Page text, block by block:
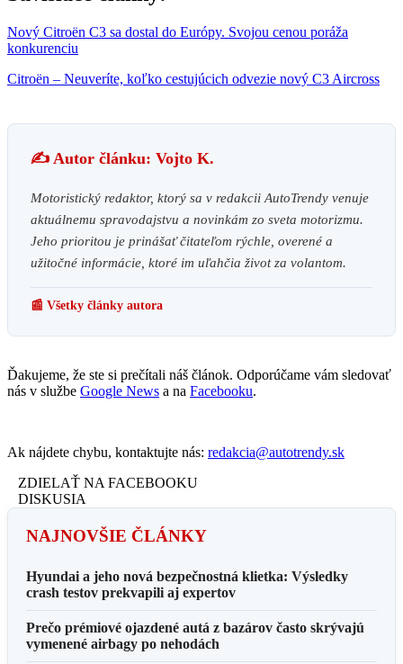
Nový Citroën C3 sa dostal do Európy. Svojou cenou poráža
konkurenciu
Citroën – Neuveríte, koľko cestujúcich odvezie nový C3 Aircross
✍️ Autor článku: Vojto K.
Motoristický redaktor, ktorý sa v redakcii AutoTrendy venuje
aktuálnemu spravodajstvu a novinkám zo sveta motorizmu.
Jeho prioritou je prinášať čitateľom rýchle, overené a
užitočné informácie, ktoré im uľahčia život za volantom.
📰 Všetky články autora
Ďakujeme, že ste si prečítali náš článok. Odporúčame vám sledovať
nás v službe Google News a na Facebooku.
Ak nájdete chybu, kontaktujte nás: redakcia@autotrendy.sk
ZDIELAŤ NA FACEBOOKU
DISKUSIA
NAJNOVŠIE ČLÁNKY
Hyundai a jeho nová bezpečnostná klietka: Výsledky
crash testov prekvapili aj expertov
Prečo prémiové ojazdené autá z bazárov často skrývajú
vymenené airbagy po nehodách